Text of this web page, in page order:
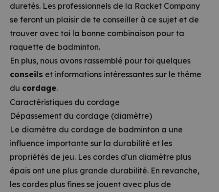
duretés. Les professionnels de la Racket Company
se feront un plaisir de te conseiller à ce sujet et de
trouver avec toi la bonne combinaison pour ta
raquette de badminton.
En plus, nous avons rassemblé pour toi quelques
conseils et informations intéressantes sur le thème
du cordage.
Caractéristiques du cordage
Dépassement du cordage (diamètre)
Le diamètre du cordage de badminton a une
influence importante sur la durabilité et les
propriétés de jeu. Les cordes d'un diamètre plus
épais ont une plus grande durabilité. En revanche,
les cordes plus fines se jouent avec plus de